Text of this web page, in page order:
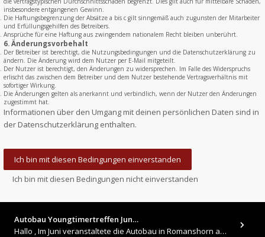
insbesondere entgangenen Gewinn.
Die Haftungsbegrenzung der Absätze a bis c gilt sinngemäß auch zugunsten der Mitarbeiter
und Erfüllungsgehilfen des Betreibers.
Ansprüche für eine Haftung aus zwingendem nationalem Recht bleiben unberührt.
6. Änderungsvorbehalt
Der Betreiber ist berechtigt, die Nutzungsbedingungen und die Datenschutzerklärung zu
ändern. Die Änderung wird dem Nutzer per E-Mail mitgeteilt.
Der Nutzer ist berechtigt, den Änderungen zu widersprechen. Im Falle des Widerspruchs
erlischt das zwischen dem Betreiber und dem Nutzer bestehende Vertragsverhältnis mit
sofortiger Wirkung.
Die Änderungen gelten als anerkannt und verbindlich, wenn der Nutzer den Änderungen
zugestimmt hat.
Informationen über den Umgang mit deinen persönlichen Daten sind in
der Datenschutzerklärung enthalten.
Autobau Youngtimertreffen Jun…
Hallo , Im Juni veranstaltete die Autobau in Romanshorn auf ihrem Gelände ein kleines Youngtimertreffen : https://up.